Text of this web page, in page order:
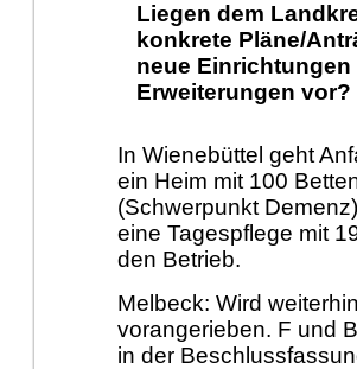
Liegen dem
konkrete Pläne/
neue Einrichtungen
Erweiterungen vor?
In Wienebüttel geht
ein Heim mit 100
(Schwerpunkt
eine Tagespflege mit
den Betrieb.
Melbeck: Wird weiterhin
vorangerieben. F und
in der